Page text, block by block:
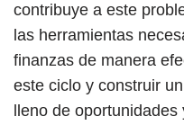
contribuye a este
las herramientas
finanzas de manera
este ciclo y construir
lleno de